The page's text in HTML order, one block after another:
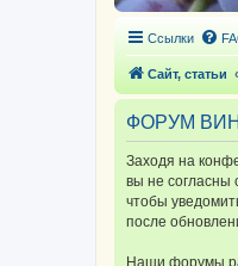
Ссылки
Сайт, статьи
ФОРУМ
Заходя на
вы не
чтобы
после
Наши форумы